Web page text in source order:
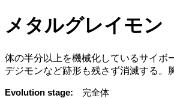
メタルグレイモン
体の半分以上を機械化しているサイボ
デジモンなど跡形も残さず消滅する。
Evolution stage
完全体